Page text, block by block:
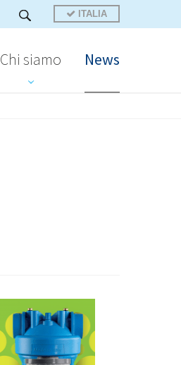
ITALIA
Chi siamo News